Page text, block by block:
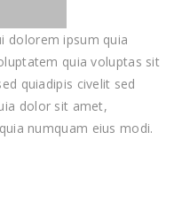
dolorem ipsum quia
quia voluptas sit
quiadipis civelit sed
dolor sit amet,
numquam eius modi.